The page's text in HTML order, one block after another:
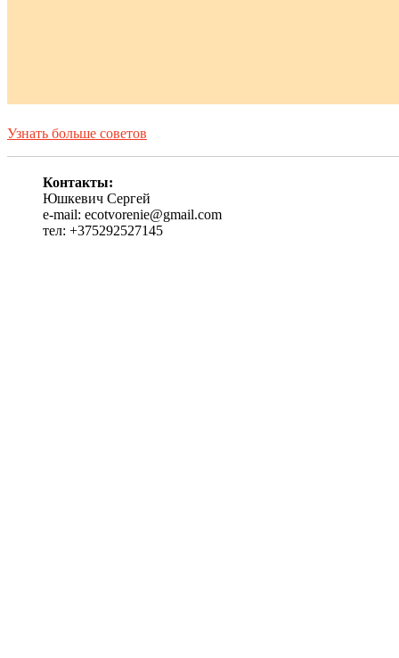
Узнать больше советов
Контакты:
Юшкевич Сергей
e-mail: ecotvorenie@gmail.com
тел: +375292527145